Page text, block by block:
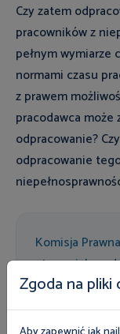
Czy zatem
pracowników z
pełnym wymiarze
normami czasu
z prawem
pracodawca
odpracowanie?
odpracowanie
Komisja
stanowisku z
2014.0.4)
których mowa
1997 r. o
Zgoda na